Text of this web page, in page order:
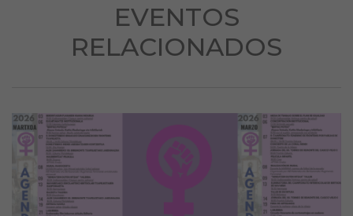
EVENTOS
RELACIONADOS